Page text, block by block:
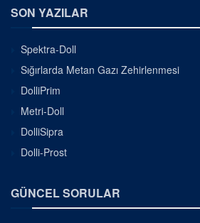
SON YAZILAR
Spektra-Doll
Sığırlarda Metan Gazı Zehirlenmesi
DolliPrim
Metri-Doll
DolliSipra
Dolli-Prost
GÜNCEL SORULAR